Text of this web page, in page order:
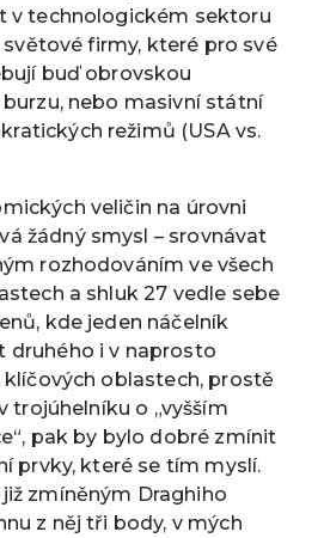
v technologickém sektoru
světové firmy, které pro své
buď obrovskou
nebo masivní státní
režimů (USA vs.
veličin na úrovni
žádný smysl – srovnávat
rozhodováním ve všech
a shluk 27 vedle sebe
kde jeden náčelník
druhého i v naprosto
klíčových oblastech, prostě
trojúhelníku o „vyšším
pak by bylo dobré zmínit
prvky, které se tím myslí.
zmíněným Draghiho
z něj tři body, v mých